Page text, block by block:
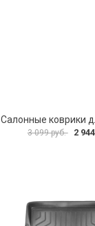
3 099 руб. 2